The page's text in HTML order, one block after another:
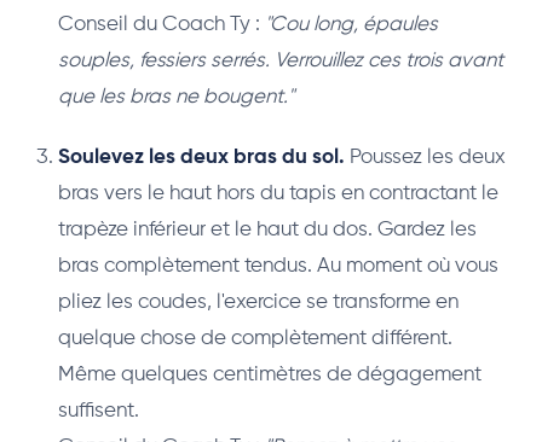
Conseil du Coach Ty : "Cou long, épaules
souples, fessiers serrés. Verrouillez ces trois avant
que les bras ne bougent."
Soulevez les deux bras du sol. Poussez les deux
bras vers le haut hors du tapis en contractant le
trapèze inférieur et le haut du dos. Gardez les
bras complètement tendus. Au moment où vous
pliez les coudes, l'exercice se transforme en
quelque chose de complètement différent.
Même quelques centimètres de dégagement
suffisent.